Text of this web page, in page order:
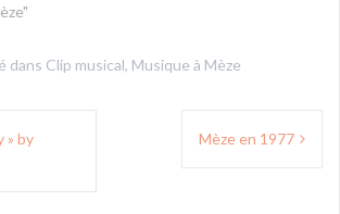
dans Clip musical, Musique à Mèze
» by
Mèze en 1977